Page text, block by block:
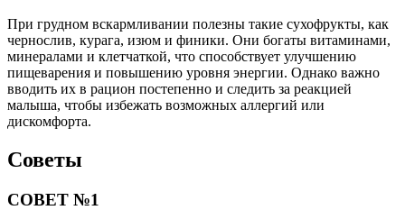
При грудном вскармливании полезны такие сухофрукты, как
чернослив, курага, изюм и финики. Они богаты витаминами,
минералами и клетчаткой, что способствует улучшению
пищеварения и повышению уровня энергии. Однако важно
вводить их в рацион постепенно и следить за реакцией
малыша, чтобы избежать возможных аллергий или
дискомфорта.
Советы
СОВЕТ №1